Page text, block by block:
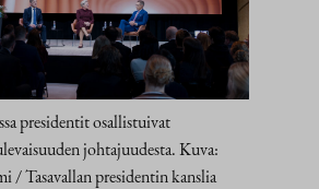
presidentit osallistuivat
johtajuudesta. Kuva:
/ Tasavallan presidentin kanslia